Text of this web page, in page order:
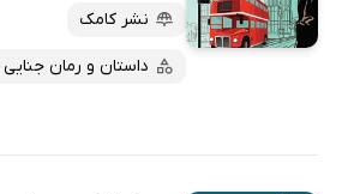
نشر کامک
داستان و رمان